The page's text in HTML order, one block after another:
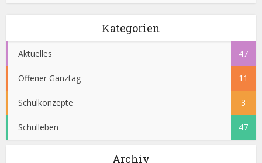
Kategorien
Aktuelles 47
Offener Ganztag 11
Schulkonzepte 3
Schulleben 47
Archiv